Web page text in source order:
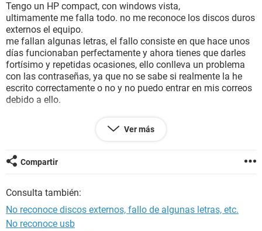
Tengo un HP compact, con windows vista,
ultimamente me falla todo. no me reconoce los discos duros
externos el equipo.
me fallan algunas letras, el fallo consiste en que hace unos
días funcionaban perfectamente y ahora tienes que darles
fortísimo y repetidas ocasiones, ello conlleva un problema
con las contraseñas, ya que no se sabe si realmente la he
escrito correctamente o no y no puedo entrar en mis correos
debido a ello.
inmediato.
Ver más
Compartir
Consulta también:
No reconoce discos externos, fallo de algunas letras, etc.
No reconoce usb